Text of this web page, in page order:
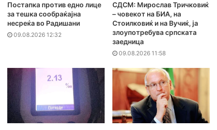
Постапка против едно лице
за тешка сообраќајна
несреќа во Радишани
09.08.2026 12:32
СДСМ: Мирослав Тричковиќ
– човекот на БИА, на
Стоилковиќ и на Вучиќ, ја
злоупотребува српската
заедница
09.08.2026 11:58